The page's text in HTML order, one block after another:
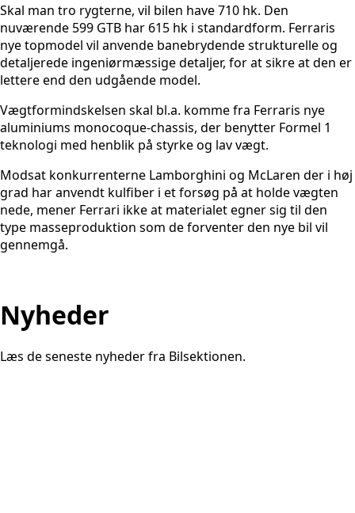
Skal man tro rygterne, vil bilen have 710 hk. Den
nuværende 599 GTB har 615 hk i standardform. Ferraris
nye topmodel vil anvende banebrydende strukturelle og
detaljerede ingeniørmæssige detaljer, for at sikre at den er
lettere end den udgående model.
Vægtformindskelsen skal bl.a. komme fra Ferraris nye
aluminiums monocoque-chassis, der benytter Formel 1
teknologi med henblik på styrke og lav vægt.
Modsat konkurrenterne Lamborghini og McLaren der i høj
grad har anvendt kulfiber i et forsøg på at holde vægten
nede, mener Ferrari ikke at materialet egner sig til den
type masseproduktion som de forventer den nye bil vil
gennemgå.
Nyheder
Læs de seneste nyheder fra Bilsektionen.